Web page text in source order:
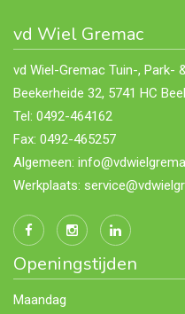
vd Wiel Gremac
vd Wiel-Gremac Tuin-, Park-
Beekerheide 32, 5741 HC
Tel: 0492-464162
Fax: 0492-465257
Algemeen:
Werkplaats:
Openingstijden
Maandag